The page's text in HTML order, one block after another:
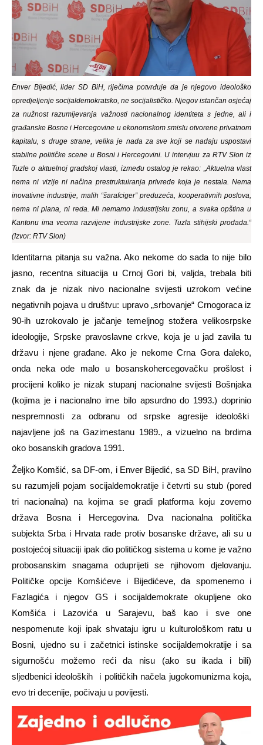
Enver Bijedić, lider SD BiH, riječima potvrđuje da je njegovo ideološko
opredjeljenje socijaldemokratsko, ne socijalističko. Njegov istančan osjećaj
za nužnost razumijevanja važnosti nacionalnog identiteta s jedne, ali i
građanske Bosne i Hercegovine u ekonomskom smislu otvorene privatnom
kapitalu, s druge strane, velika je nada za sve koji se nadaju uspostavi
stabilne političke scene u Bosni i Hercegovini. U intervjuu za RTV Slon iz
Tuzle o aktuelnoj gradskoj vlasti, između ostalog je rekao: „Aktuelna vlast
nema ni vizije ni načina prestruktuiranja privrede koja je nestala. Nema
inovativne industrije, malih “šarafciger” preduzeća, kooperativnih poslova,
nema ni plana, ni reda. Mi nemamo industrijsku zonu, a svaka opština u
Kantonu ima veoma razvijene industrijske zone. Tuzla stihijski prodada.“
(Izvor: RTV Slon)
Identitarna pitanja su važna. Ako nekome do sada to nije bilo
jasno, recentna situacija u Crnoj Gori bi, valjda, trebala biti
znak da je nizak nivo nacionalne svijesti uzrokom većine
negativnih pojava u društvu: upravo „srbovanje“ Crnogoraca iz
90-ih uzrokovalo je jačanje temeljnog stožera velikosrpske
ideologije, Srpske pravoslavne crkve, koja je u jad zavila tu
državu i njene građane. Ako je nekome Crna Gora daleko,
onda neka ode malo u bosanskohercegovačku prošlost i
procijeni koliko je nizak stupanj nacionalne svijesti Bošnjaka
(kojima je i nacionalno ime bilo apsurdno do 1993.) doprinio
nespremnosti za odbranu od srpske agresije ideološki
najavljene još na Gazimestanu 1989., a vizuelno na brdima
oko bosanskih gradova 1991.
Željko Komšić, sa DF-om, i Enver Bijedić, sa SD BiH, pravilno
su razumjeli pojam socijaldemokratije i četvrti su stub (pored
tri nacionalna) na kojima se gradi platforma koju zovemo
država Bosna i Hercegovina. Dva nacionalna politička
subjekta Srba i Hrvata rade protiv bosanske države, ali su u
postojećoj situaciji ipak dio političkog sistema u kome je važno
probosanskim snagama oduprijeti se njihovom djelovanju.
Političke opcije Komšićeve i Bijedićeve, da spomenemo i
Fazlagića i njegov GS i socijaldemokrate okupljene oko
Komšića i Lazovića u Sarajevu, baš kao i sve one
nespomenute koji ipak shvataju igru u kulturološkom ratu u
Bosni, ujedno su i začetnici istinske socijaldemokratije i sa
sigurnošću možemo reći da nisu (ako su ikada i bili)
sljedbenici ideoloških i političkih načela jugokomunizma koja,
evo tri decenije, počivaju u povijesti.